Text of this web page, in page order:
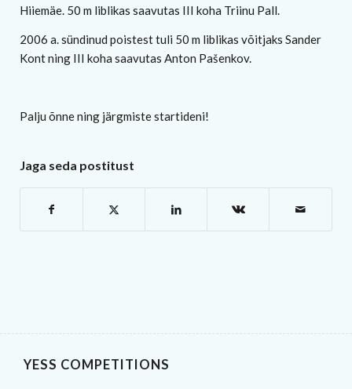
Hiiemäe. 50 m liblikas saavutas III koha Triinu Pall.
2006 a. sündinud poistest tuli 50 m liblikas võitjaks Sander
Kont ning III koha saavutas Anton Pašenkov.
Palju õnne ning järgmiste startideni!
Jaga seda postitust
YESS COMPETITIONS